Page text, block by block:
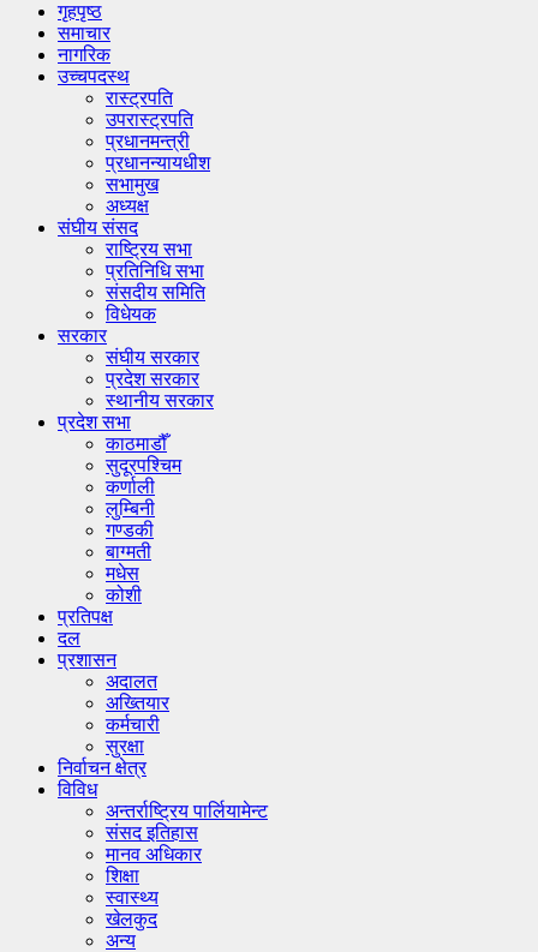
गृहपृष्ठ
समाचार
नागरिक
उच्चपदस्थ
रास्ट्रपति
उपरास्ट्रपति
प्रधानमन्त्री
प्रधानन्यायधीश
सभामुख
अध्यक्ष
संघीय संसद
राष्ट्रिय सभा
प्रतिनिधि सभा
संसदीय समिति
विधेयक
सरकार
संघीय सरकार
प्रदेश सरकार
स्थानीय सरकार
प्रदेश सभा
काठमाडौँ
सुदूरपश्चिम
कर्णाली
लुम्बिनी
गण्डकी
बाग्मती
मधेस
कोशी
प्रतिपक्ष
दल
प्रशासन
अदालत
अख्तियार
कर्मचारी
सुरक्षा
निर्वाचन क्षेत्र
विविध
अन्तर्राष्ट्रिय पार्लियामेन्ट
संसद इतिहास
मानव अधिकार
शिक्षा
स्वास्थ्य
खेलकुद
अन्य